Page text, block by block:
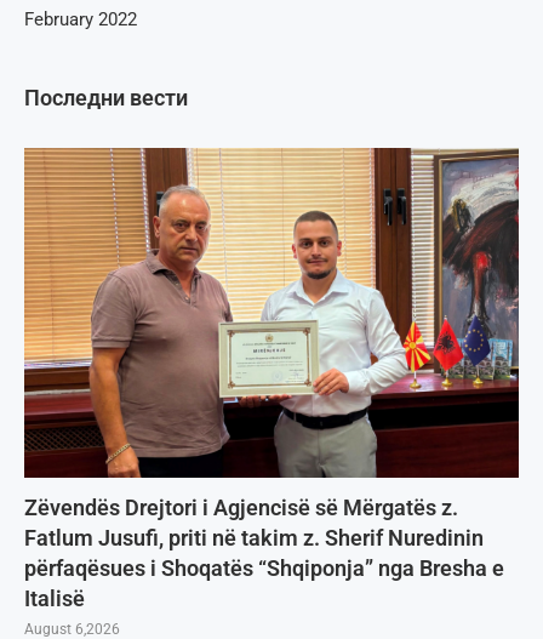
Последни вести
Zëvendës Drejtori i Agjencisë së Mërgatës z.
Fatlum Jusufi, priti në takim z. Sherif Nuredinin
përfaqësues i Shoqatës “Shqiponja” nga Bresha e
Italisë
August 6,2026
February 2022